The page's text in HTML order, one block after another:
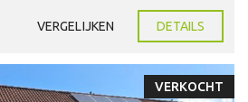
VERGELIJKEN DETAILS
VERKOCHT